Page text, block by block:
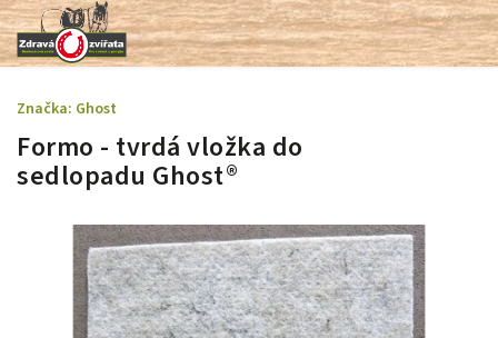
Formo - tvrdá vložka do
sedlopadu Ghost®
Značka: Ghost